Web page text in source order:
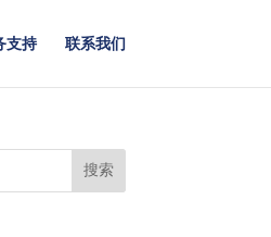
支持 联系我们